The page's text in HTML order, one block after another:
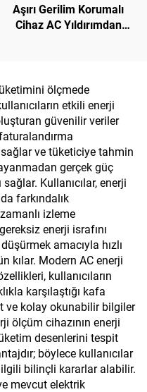
Aşırı Gerilim Korumalı
Cihaz AC Yıldırımdan
ölçmede
etkili enerji
güvenilir veriler
ve tüketiciye tahmin
gerçek güç
Kullanıcılar, enerji
farkındalık
izleme
enerji israfını
amacıyla hızlı
kılar. Modern AC enerji
kullanıcıların
karşılaştığı kafa
ve kolay okunabilir bilgiler
ölçüm cihazının enerji
desenlerini tespit
böylece kullanıcılar
ilgili bilinçli kararlar alabilir.
mevcut elektrik